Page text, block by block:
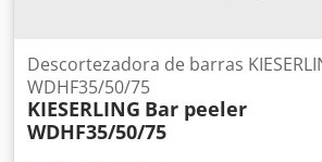
Descortezadora de barras
WDHF35/50/75
KIESERLING Bar peeler
WDHF35/50/75